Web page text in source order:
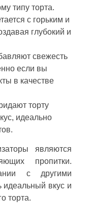
типу торта.
с горьким и
глубокий и
свежесть
если вы
в качестве
торту
идеально
являются
пропитки.
с другими
идеальный вкус и
торта.